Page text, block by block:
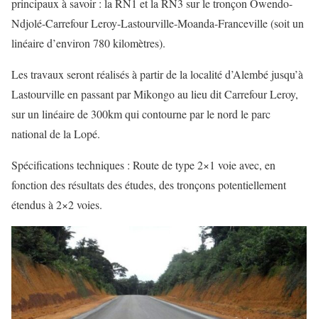
principaux à savoir : la RN1 et la RN3 sur le tronçon Owendo-
Ndjolé-Carrefour Leroy-Lastourville-Moanda-Franceville (soit un
linéaire d’environ 780 kilomètres).
Les travaux seront réalisés à partir de la localité d’Alembé jusqu’à
Lastourville en passant par Mikongo au lieu dit Carrefour Leroy,
sur un linéaire de 300km qui contourne par le nord le parc
national de la Lopé.
Spécifications techniques : Route de type 2×1 voie avec, en
fonction des résultats des études, des tronçons potentiellement
étendus à 2×2 voies.